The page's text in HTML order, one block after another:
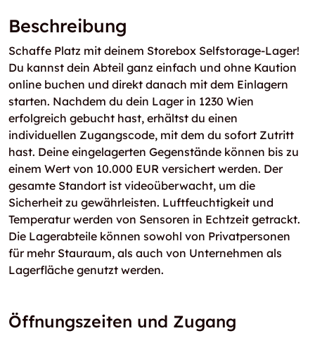
Beschreibung
Schaffe Platz mit deinem Storebox Selfstorage-Lager!
Du kannst dein Abteil ganz einfach und ohne Kaution
online buchen und direkt danach mit dem Einlagern
starten. Nachdem du dein Lager in 1230 Wien
erfolgreich gebucht hast, erhältst du einen
individuellen Zugangscode, mit dem du sofort Zutritt
hast. Deine eingelagerten Gegenstände können bis zu
einem Wert von 10.000 EUR versichert werden. Der
gesamte Standort ist videoüberwacht, um die
Sicherheit zu gewährleisten. Luftfeuchtigkeit und
Temperatur werden von Sensoren in Echtzeit getrackt.
Die Lagerabteile können sowohl von Privatpersonen
für mehr Stauraum, als auch von Unternehmen als
Lagerfläche genutzt werden.
Öffnungszeiten und Zugang